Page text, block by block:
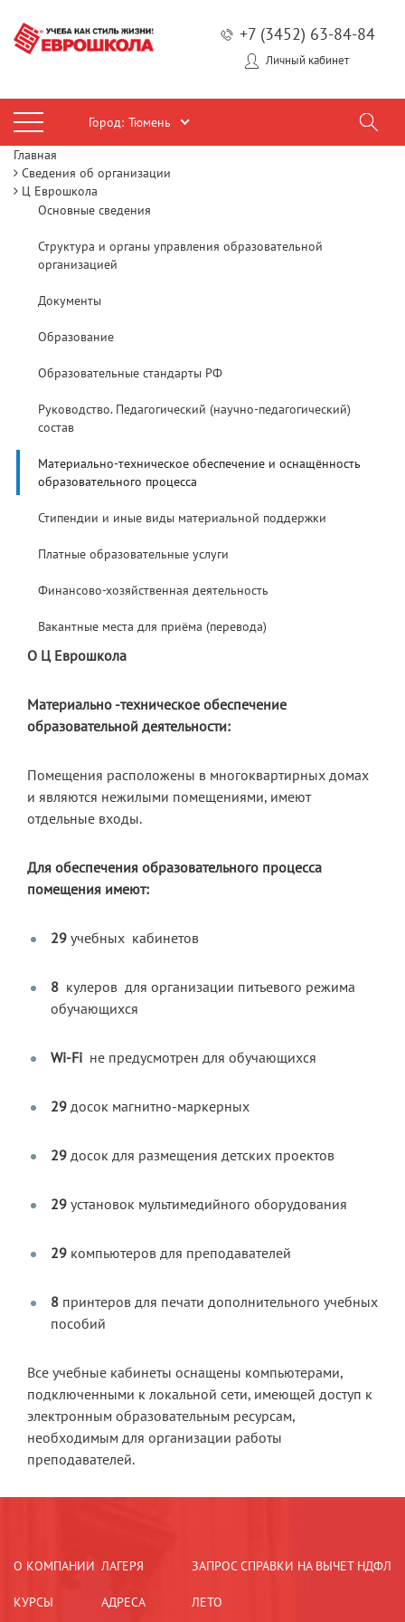
+7 (3452) 63-84-84
Личный кабинет
Город: Тюмень
Главная
Сведения об организации
Ц Еврошкола
Основные сведения
Структура и органы управления образовательной
организацией
Документы
Образование
Образовательные стандарты РФ
Руководство. Педагогический (научно-педагогический)
состав
Материально-техническое обеспечение и оснащённость
образовательного процесса
Стипендии и иные виды материальной поддержки
Платные образовательные услуги
Финансово-хозяйственная деятельность
Вакантные места для приёма (перевода)
О Ц Еврошкола
Материально -техническое обеспечение
образовательной деятельности:
Помещения расположены в многоквартирных домах
и являются нежилыми помещениями, имеют
отдельные входы.
Для обеспечения образовательного процесса
помещения имеют:
29 учебных кабинетов
8 кулеров для организации питьевого режима
обучающихся
Wi-Fi не предусмотрен для обучающихся
29 досок магнитно-маркерных
29 досок для размещения детских проектов
29 установок мультимедийного оборудования
29 компьютеров для преподавателей
8 принтеров для печати дополнительного учебных
пособий
Все учебные кабинеты оснащены компьютерами,
подключенными к локальной сети, имеющей доступ к
электронным образовательным ресурсам,
необходимым для организации работы
преподавателей.
О КОМПАНИИ
КУРСЫ
ЛАГЕРЯ
АДРЕСА
ЗАПРОС СПРАВКИ НА ВЫЧЕТ НДФЛ
ЛЕТО